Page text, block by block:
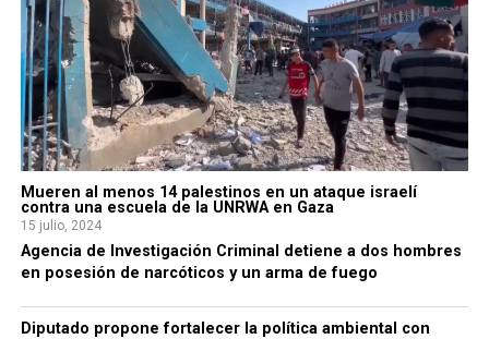
Mueren al menos 14 palestinos en un ataque israelí
contra una escuela de la UNRWA en Gaza
15 julio, 2024
Agencia de Investigación Criminal detiene a dos hombres
en posesión de narcóticos y un arma de fuego
Diputado propone fortalecer la política ambiental con